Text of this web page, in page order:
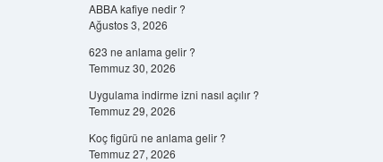
ABBA kafiye nedir ?
Ağustos 3, 2026
623 ne anlama gelir ?
Temmuz 30, 2026
Uygulama indirme izni nasıl açılır ?
Temmuz 29, 2026
Koç figürü ne anlama gelir ?
Temmuz 27, 2026